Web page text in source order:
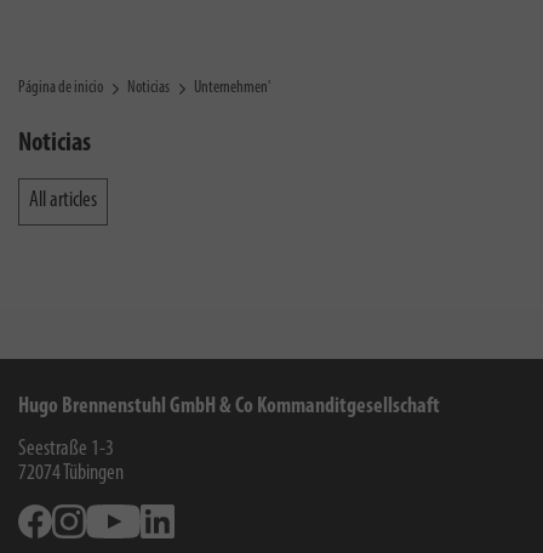
Página de inicio Noticias Unternehmen'
Noticias
All articles
Hugo Brennenstuhl GmbH & Co Kommanditgesellschaft
Seestraße 1-3
72074 Tübingen
FacebookInstagramYoutube